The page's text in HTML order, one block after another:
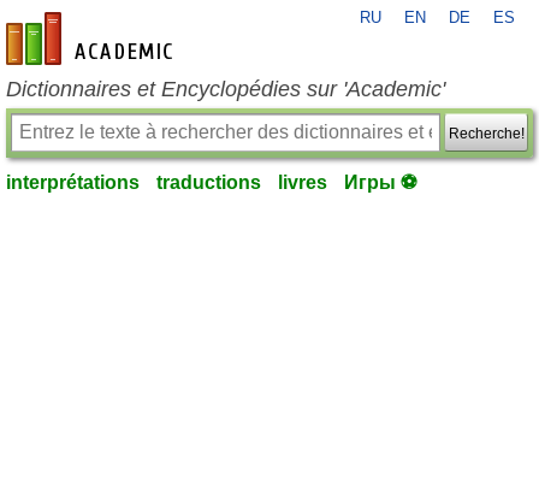
fr-academic.com
RU EN DE ES
Dictionnaires et Encyclopédies sur 'Academic'
Recherche!
interprétations traductions livres Игры ⚽